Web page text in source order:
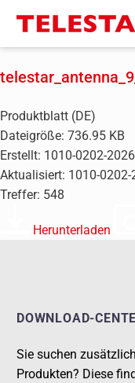
Produktblatt (DE)
Dateigröße: 736.95 KB
Erstellt: 1010-0202-
Aktualisiert: 1010-
Treffer: 548
Herunterladen
DOWNLOAD-
Sie suchen
Produkten? Diese